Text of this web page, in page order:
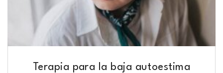
Terapia para la baja autoestima